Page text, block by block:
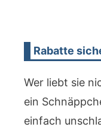
Rabatte
Wer liebt sie
ein
einfach